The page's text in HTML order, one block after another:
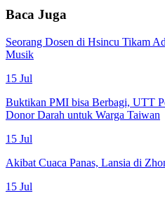
Baca Juga
Seorang Dosen di Hsincu Tikam
Musik
15 Jul
Buktikan PMI bisa Berbagi, UTT
Donor Darah untuk Warga Taiwan
15 Jul
Akibat Cuaca Panas, Lansia di
15 Jul